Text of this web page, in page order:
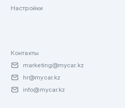
Настройки
Контакты
marketing@mycar.kz
hr@mycar.kz
info@mycar.kz